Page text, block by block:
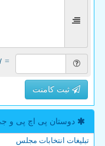
= ۷ بعلاوه ۴
ثبت کامنت
دوستان پی اچ پی و
تبلیغات انتخابات مجلس